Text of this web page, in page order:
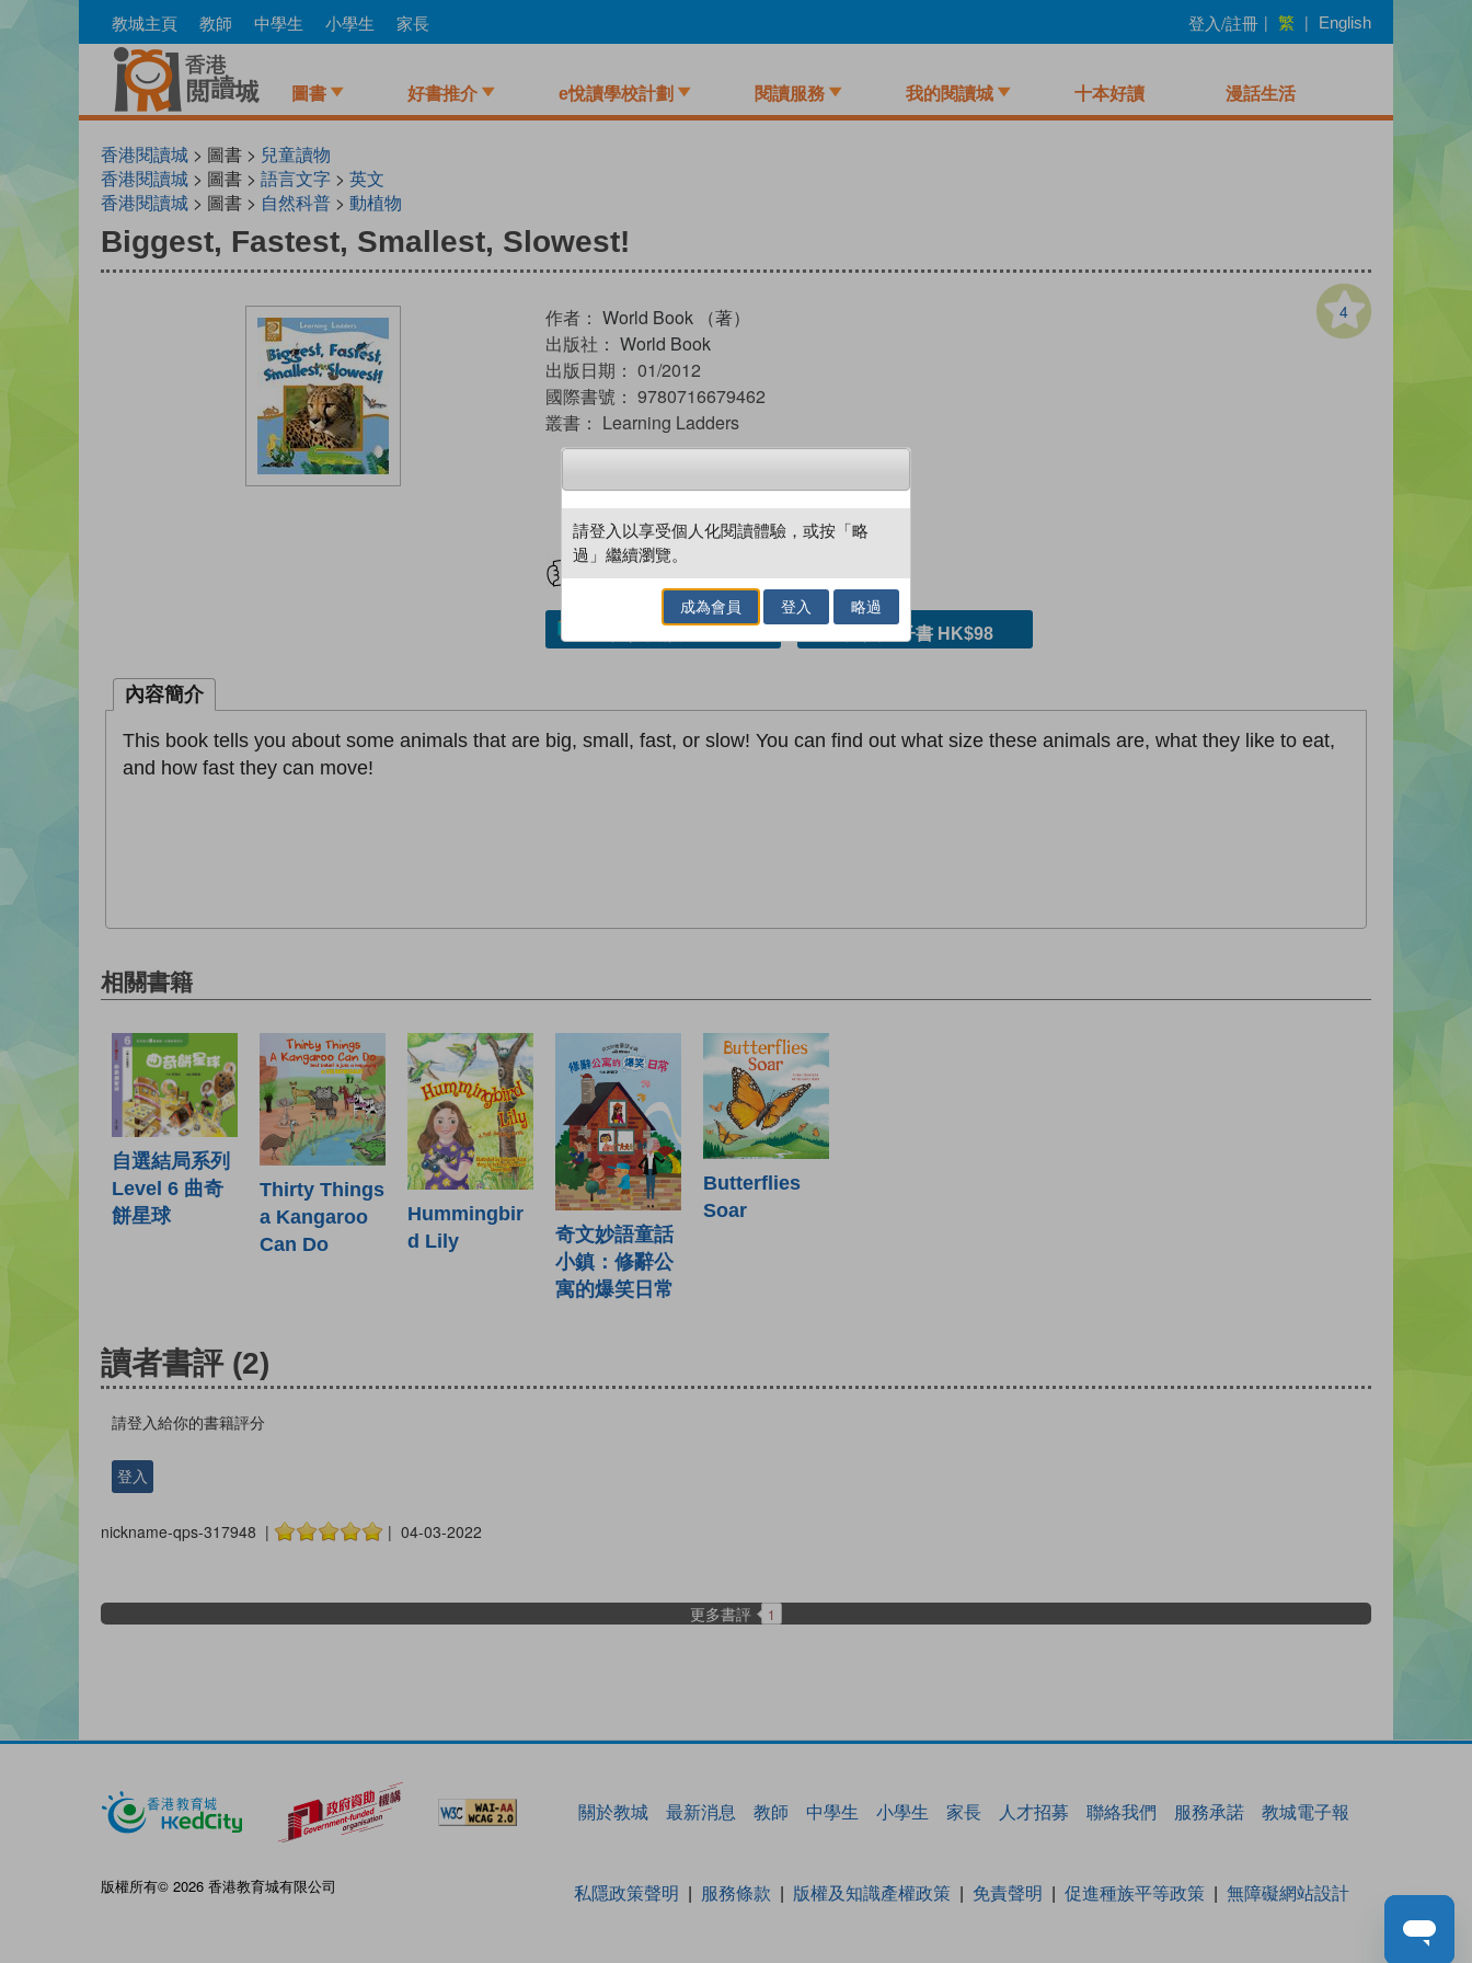
to
教城主頁 教師 中學生 小學生 家長 登入/註冊 | 繁 | English
圖書 好書推介 e悅讀學校計劃 閱讀服務 我的閱讀城 十本好讀 漫話生活
香港閱讀城 > 圖書 > 兒童讀物
香港閱讀城 > 圖書 > 語言文字 > 英文
香港閱讀城 > 圖書 > 自然科普 > 動植物
Biggest, Fastest, Smallest, Slowest!
4
作者： World Book （著）
出版社： World Book
出版日期： 01/2012
國際書號： 9780716679462
叢書： Learning Ladders
試閲 加入閱讀紀錄
購買電子書 HK$98
內容簡介
This book tells you about some animals that are big, small, fast, or slow! You can find out what size these animals are, what they like to eat,
and how fast they can move!
相關書籍
自選結局系列
Level 6 曲奇
餅星球
Thirty Things
a Kangaroo
Can Do
Hummingbir
d Lily
奇文妙語童話
小鎮：修辭公
寓的爆笑日常
Butterflies
Soar
讀者書評 (2)
請登入給你的書籍評分
登入
nickname-qps-317948 | | 04-03-2022
更多書評 1
關於教城 最新消息 教師 中學生 小學生 家長 人才招募 聯絡我們 服務承諾 教城電子報
版權所有© 2026 香港教育城有限公司 私隱政策聲明 服務條款 版權及知識產權政策 免責聲明 促進種族平等政策 無障礙網站設計
請登入以享受個人化閱讀體驗，或按「略
過」繼續瀏覽。
成為會員 登入 略過